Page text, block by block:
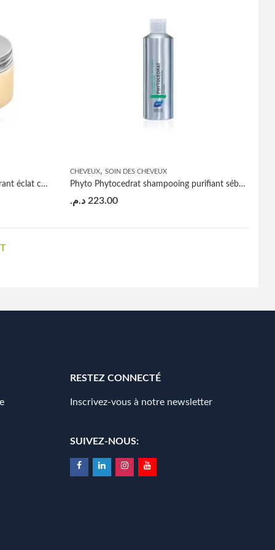
Phyto Phytocitrus masque régénérant éclat couleur 200ml
CHEVEUX, SOIN DES CHEVEUX
Phyto Phytocedrat shampooing purifiant sébo-régulateur 200ml
223.00 د.م.
RESTEZ CONNECTÉ
Inscrivez-vous à notre newsletter
SUIVEZ-NOUS: